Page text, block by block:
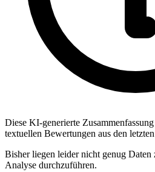
Diese KI-generierte
textuellen Bewertungen aus den
Bisher liegen leider nicht genug
Analyse durchzuführen.